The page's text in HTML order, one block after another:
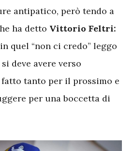
antipatico, però tendo a
ha detto Vittorio Feltri:
quel “non ci credo” leggo
deve avere verso
tanto per il prossimo e
per una boccetta di